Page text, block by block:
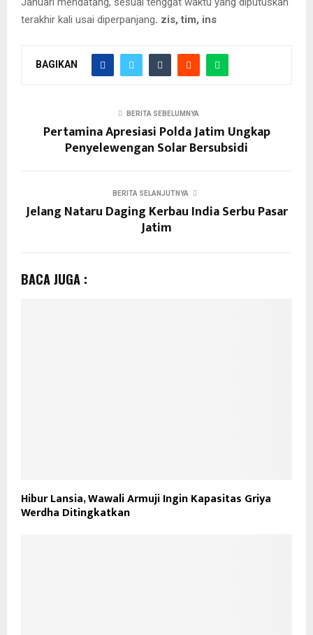
terakhir kali usai diperpanjang. zis, tim, ins
BAGIKAN
BERITA SEBELUMNYA
Pertamina Apresiasi Polda Jatim Ungkap
Penyelewengan Solar Bersubsidi
BERITA SELANJUTNYA
Jelang Nataru Daging Kerbau India Serbu Pasar
Jatim
BACA JUGA :
Hibur Lansia, Wawali Armuji Ingin Kapasitas Griya
Werdha Ditingkatkan